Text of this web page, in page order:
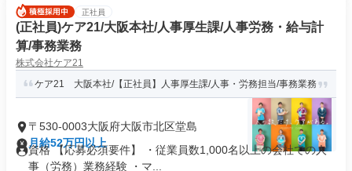
正社員
(正社員)ケア21/大阪本社/人事厚生課/人事労務・給与計
算/事務業務
株式会社ケア21
ケア21 大阪本社/【正社員】人事厚生課/人事・労務担当/事務業務
〒530-0003大阪府大阪市北区堂島
月給52万円以上
資格 【応募必須要件】 ・従業員数1,000名以上の会社での人
事（労務）業務経験 ・マ...